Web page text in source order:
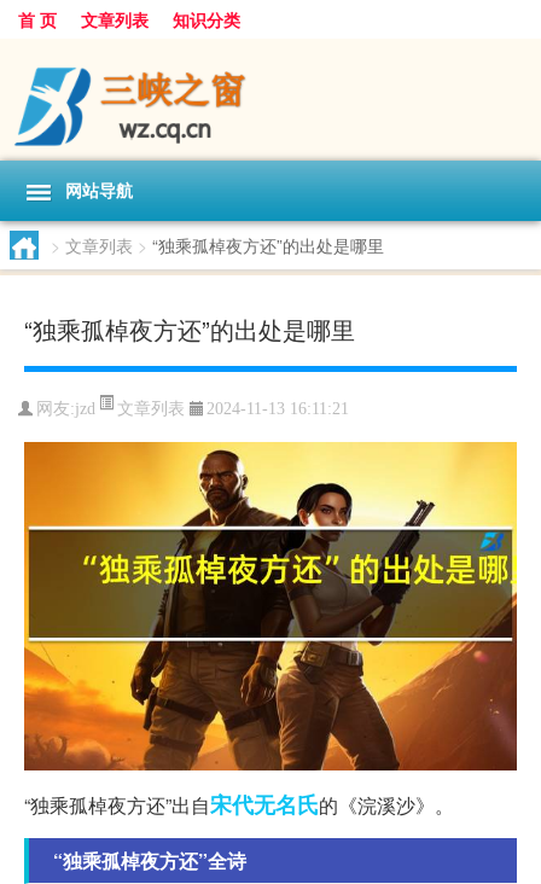
首 页 文章列表 知识分类
网站导航
> 文章列表 > “独乘孤棹夜方还”的出处是哪里
“独乘孤棹夜方还”的出处是哪里
网友:jzd 文章列表 2024-11-13 16:11:21
“独乘孤棹夜方还”出自宋代无名氏的《浣溪沙》。
“独乘孤棹夜方还”全诗